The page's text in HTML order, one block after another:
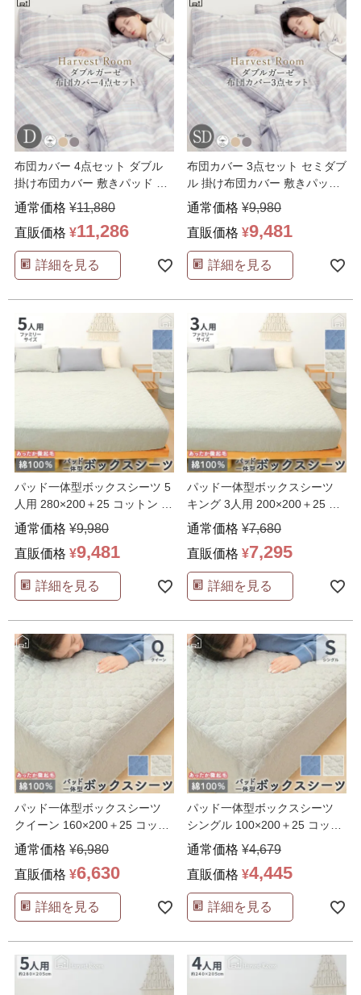
布団カバー 4点セット ダブル
掛け布団カバー 敷きパッド 枕
カバー 綿100% …
通常価格 ¥11,880
直販価格 ¥11,286
詳細を見る
布団カバー 3点セット セミダブ
ル 掛け布団カバー 敷きパッド
枕カバー 綿10 …
通常価格 ¥9,980
直販価格 ¥9,481
詳細を見る
パッド一体型ボックスシーツ 5
人用 280×200＋25 コットン ビ
エラ起毛
…
通常価格 ¥9,980
直販価格 ¥9,481
詳細を見る
パッド一体型ボックスシーツ
キング 3人用 200×200＋25 コ
ットン ビエ …
通常価格 ¥7,680
直販価格 ¥7,295
詳細を見る
パッド一体型ボックスシーツ
クイーン 160×200＋25 コット
ン ビエラ起毛 …
通常価格 ¥6,980
直販価格 ¥6,630
詳細を見る
パッド一体型ボックスシーツ
シングル 100×200＋25 コット
ン ビエラ起毛 …
通常価格 ¥4,679
直販価格 ¥4,445
詳細を見る